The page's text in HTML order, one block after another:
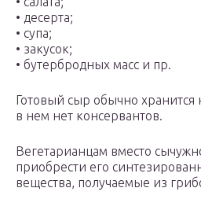
• десерта;
• супа;
• закусок;
• бутербродных масс и пр.
Готовый сыр обычно хранится
в нем нет консервантов.
Вегетарианцам вместо
приобрести его
вещества, получаемые из